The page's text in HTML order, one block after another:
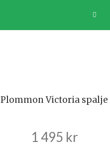
Plommon Victoria spalje
1 495 kr